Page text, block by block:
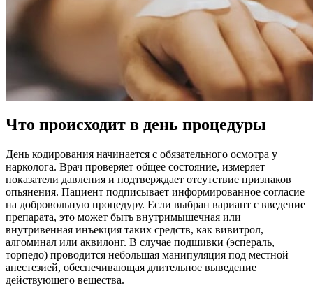
Что происходит в день процедуры
День кодирования начинается с обязательного осмотра у
нарколога. Врач проверяет общее состояние, измеряет
показатели давления и подтверждает отсутствие признаков
опьянения. Пациент подписывает информированное согласие
на добровольную процедуру. Если выбран вариант с введение
препарата, это может быть внутримышечная или
внутривенная инъекция таких средств, как вивитрол,
алгоминал или аквилонг. В случае подшивки (эспераль,
торпедо) проводится небольшая манипуляция под местной
анестезией, обеспечивающая длительное выведение
действующего вещества.